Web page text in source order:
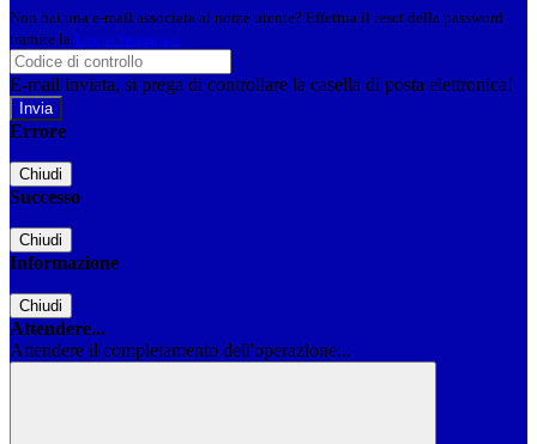
Non hai una e-mail associata al nome utente? Effettua il reset della password
tramite la Login Spaggiari
E-mail inviata, si prega di controllare la casella di posta elettronica!
Errore
Chiudi
Successo
Chiudi
Informazione
Chiudi
Attendere...
Attendere il completamento dell'operazione...